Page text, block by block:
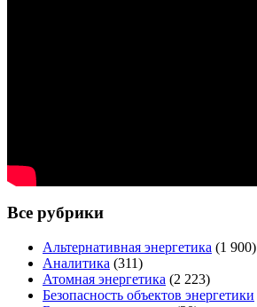
Все рубрики
Альтернативная энергетика (1 900)
Аналитика (311)
Атомная энергетика (2 223)
Безопасность объектов энергетики